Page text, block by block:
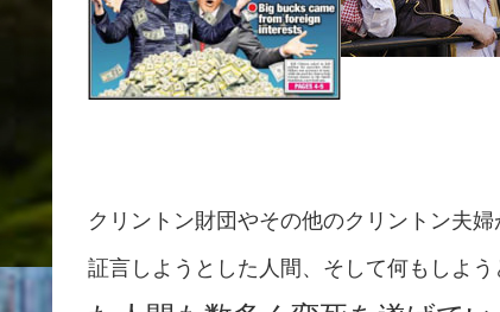
クリントン財団やその他のクリントン夫
証言しようとした人間、そして何もしよう